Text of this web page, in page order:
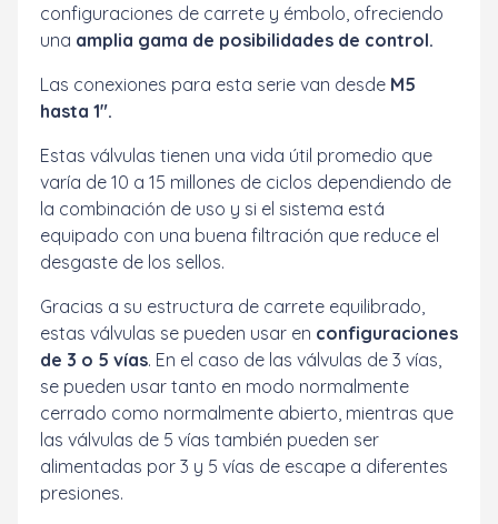
configuraciones de carrete y émbolo, ofreciendo
una amplia gama de posibilidades de control.
Las conexiones para esta serie van desde M5
hasta 1".
Estas válvulas tienen una vida útil promedio que
varía de 10 a 15 millones de ciclos dependiendo de
la combinación de uso y si el sistema está
equipado con una buena filtración que reduce el
desgaste de los sellos.
Gracias a su estructura de carrete equilibrado,
estas válvulas se pueden usar en configuraciones
de 3 o 5 vías. En el caso de las válvulas de 3 vías,
se pueden usar tanto en modo normalmente
cerrado como normalmente abierto, mientras que
las válvulas de 5 vías también pueden ser
alimentadas por 3 y 5 vías de escape a diferentes
presiones.